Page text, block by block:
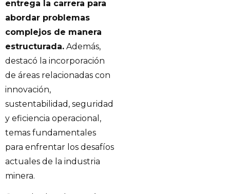
entrega la carrera para
abordar problemas
complejos de manera
estructurada. Además,
destacó la incorporación
de áreas relacionadas con
innovación,
sustentabilidad, seguridad
y eficiencia operacional,
temas fundamentales
para enfrentar los desafíos
actuales de la industria
minera.